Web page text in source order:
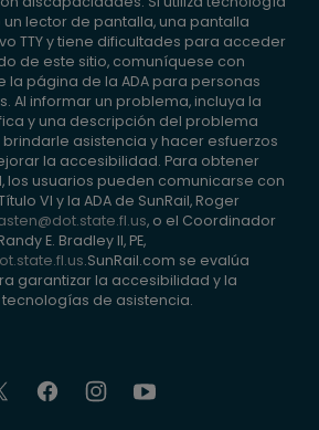
lector de pantalla, una pantalla
TTY y tiene dificultades para acceder
de este sitio, comuníquese con
la página de la ADA para personas
Al informar un problema, incluya la
y una descripción del problema
asistencia y hacer esfuerzos
la accesibilidad. Para obtener
los usuarios pueden comunicarse con
VI y la ADA de SunRail, Roger
, o el Coordinador
E. Bradley II, PE,
.SunRail.com se evalúa
garantizar la accesibilidad y la
de asistencia.